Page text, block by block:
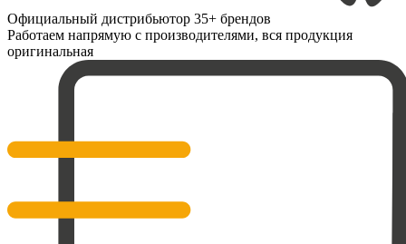
Официальный дистрибьютор 35+ брендов
Работаем напрямую с производителями, вся продукция
оригинальная